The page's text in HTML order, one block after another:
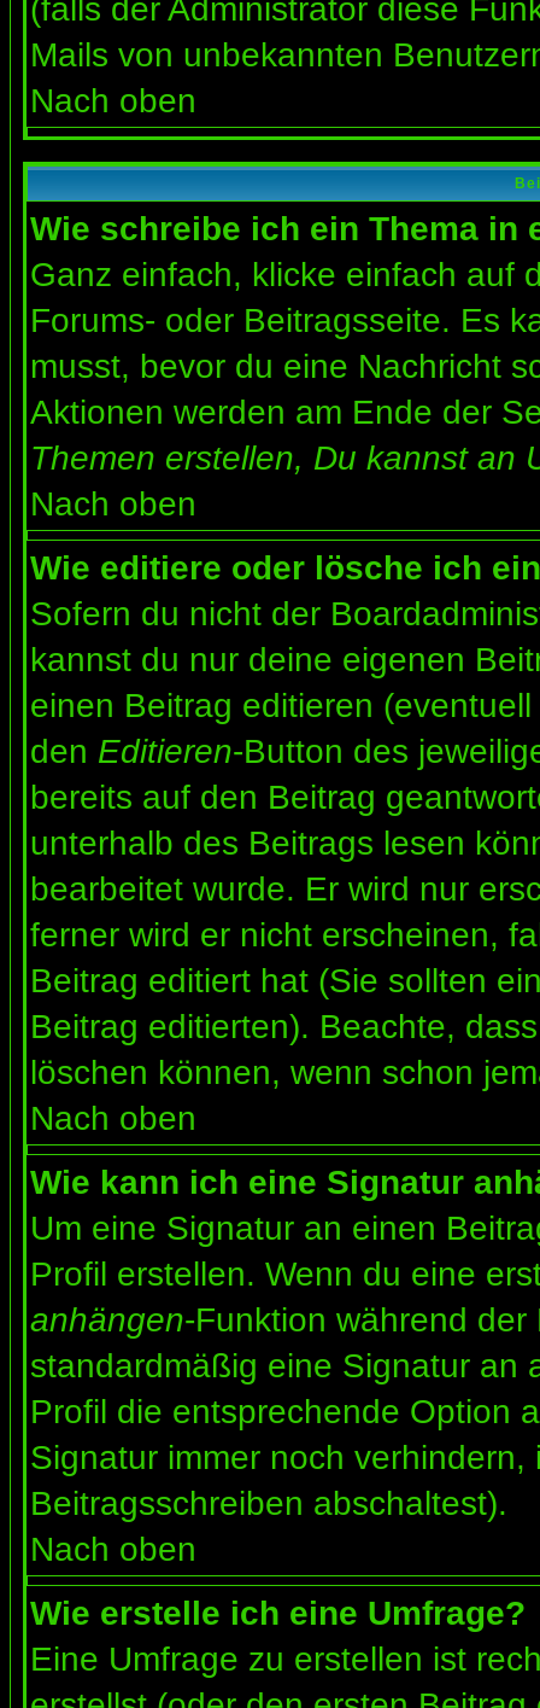
(falls der Administrator diese
Mails von unbekannten
Nach oben
Wie schreibe ich ein Thema in
Ganz einfach, klicke einfach auf
Forums- oder Beitragsseite. Es
musst, bevor du eine Nachricht
Aktionen werden am Ende der
Themen erstellen, Du kannst an
Nach oben
Wie editiere oder lösche ich
Sofern du nicht der
kannst du nur deine eigenen
einen Beitrag editieren
den Editieren-Button des
bereits auf den Beitrag
unterhalb des Beitrags lesen
bearbeitet wurde. Er wird nur
ferner wird er nicht erscheinen,
Beitrag editiert hat (Sie sollten
Beitrag editierten). Beachte,
löschen können, wenn schon
Nach oben
Wie kann ich eine Signatur
Um eine Signatur an einen
Profil erstellen. Wenn du eine
anhängen-Funktion während
standardmäßig eine Signatur an
Profil die entsprechende Option
Signatur immer noch
Beitragsschreiben abschaltest).
Nach oben
Wie erstelle ich eine Umfrage?
Eine Umfrage zu erstellen ist